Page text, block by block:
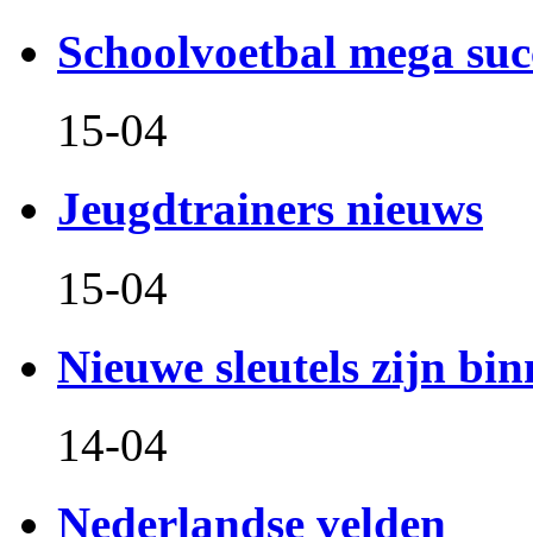
Schoolvoetbal mega
15-04
Jeugdtrainers nieuws
15-04
Nieuwe sleutels zijn
14-04
Nederlandse velden